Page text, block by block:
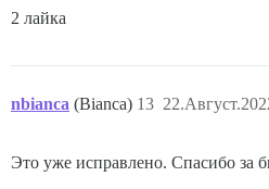
2 лайка
nbianca (Bianca) 13
Это уже исправлено. Спасибо за